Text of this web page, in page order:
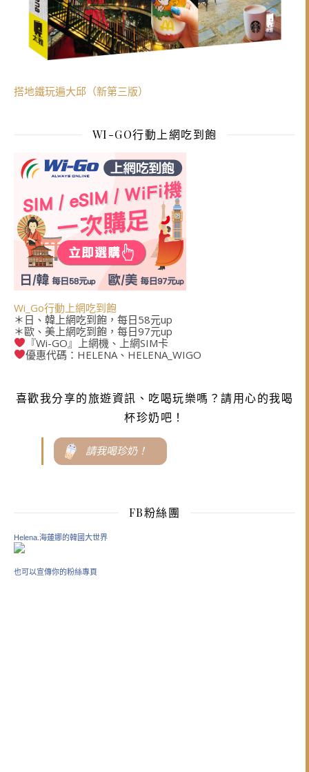
搭地鐵玩遍大邱（新第三版）
WI-GO行動上網吃到飽
Wi_Go行動上網吃到飽
＊日、韓上網吃到飽，每日58元up
＊歐、美上網吃到飽，每日97元up
『Wi-GO』上網機、上網SIM卡
優惠代碼：HELENA、HELENA_WIGO
喜歡我分享的旅遊資訊、吃喝玩樂嗎？請用心的我喝
杯珍奶吧！
請我喝珍奶！
FB粉絲團
Helena.海蓮娜的韓國大世界
也可以宣傳你的粉絲專頁